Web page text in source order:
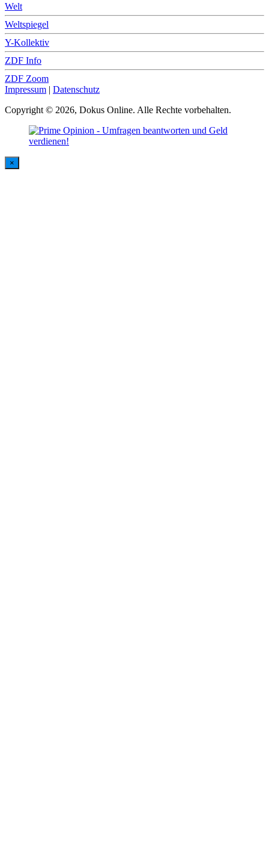
Welt
Weltspiegel
Y-Kollektiv
ZDF Info
ZDF Zoom
Impressum | Datenschutz
Copyright © 2026, Dokus Online. Alle Rechte vorbehalten.
×